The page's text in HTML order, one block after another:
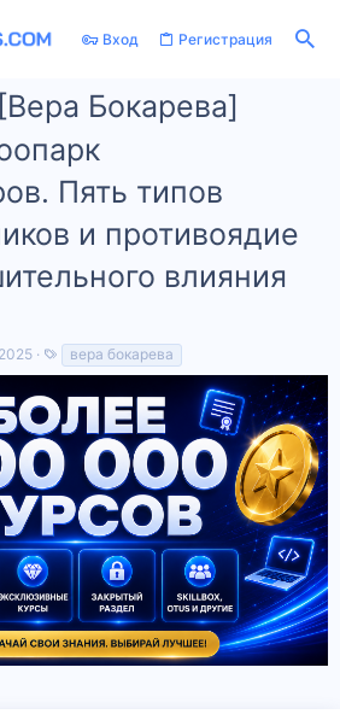
Вход Регистрация
[Вера Бокарева]
Пять типов
и противоядие
влияния
е
и
вера бокарева